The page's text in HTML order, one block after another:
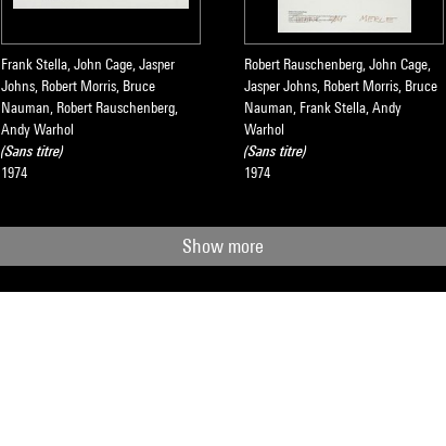
Frank Stella, John Cage, Jasper
Johns, Robert Morris, Bruce
Nauman, Robert Rauschenberg,
Andy Warhol
(Sans titre)
1974
Robert Rauschenberg, John Cage,
Jasper Johns, Robert Morris, Bruce
Nauman, Frank Stella, Andy
Warhol
(Sans titre)
1974
Show more